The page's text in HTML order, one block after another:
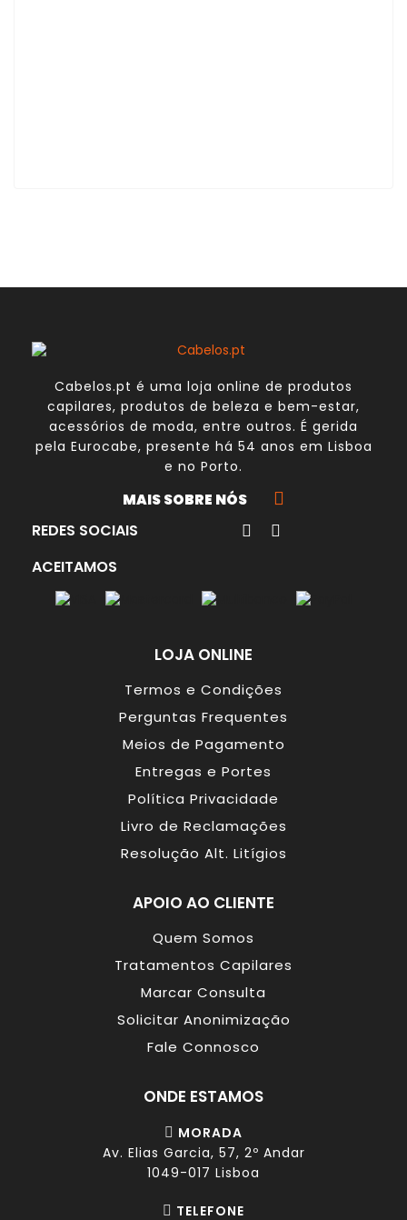
Cabelos.pt é uma loja online de produtos
capilares, produtos de beleza e bem-estar,
acessórios de moda, entre outros. É gerida
pela Eurocabe, presente há 54 anos em Lisboa
e no Porto.
MAIS SOBRE NÓS
REDES SOCIAIS
ACEITAMOS
LOJA ONLINE
Termos e Condições
Perguntas Frequentes
Meios de Pagamento
Entregas e Portes
Política Privacidade
Livro de Reclamações
Resolução Alt. Litígios
APOIO AO CLIENTE
Quem Somos
Tratamentos Capilares
Marcar Consulta
Solicitar Anonimização
Fale Connosco
ONDE ESTAMOS
MORADA
Av. Elias Garcia, 57, 2º Andar
1049-017 Lisboa
TELEFONE